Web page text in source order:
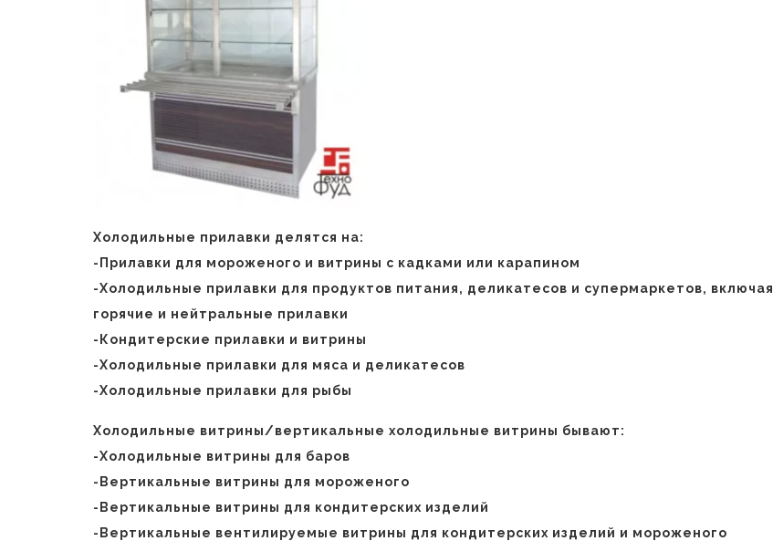
Холодильные прилавки делятся на:
-Прилавки для мороженого и витрины с кадками или карапином
-Холодильные прилавки для продуктов питания, деликатесов и супермаркетов, включая
горячие и нейтральные прилавки
-Кондитерские прилавки и витрины
-Холодильные прилавки для мяса и деликатесов
-Холодильные прилавки для рыбы
Холодильные витрины/вертикальные холодильные витрины бывают:
-Холодильные витрины для баров
-Вертикальные витрины для мороженого
-Вертикальные витрины для кондитерских изделий
-Вертикальные вентилируемые витрины для кондитерских изделий и мороженого